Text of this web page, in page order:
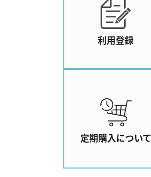
利用登録
定期購入について